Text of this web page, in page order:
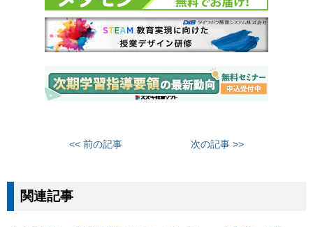
<< 前の記事 次の記事 >>
関連記事